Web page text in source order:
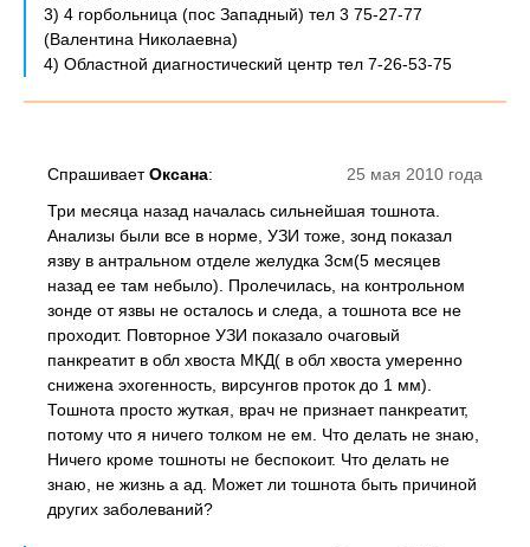
3) 4 горбольница (пос Западный) тел 3 75-27-77
(Валентина Николаевна)
4) Областной диагностический центр тел 7-26-53-75
25 мая 2010 года
СпрашиваетОксана:
Три месяца назад началась сильнейшая тошнота.
Анализы были все в норме, УЗИ тоже, зонд показал
язву в антральном отделе желудка 3см(5 месяцев
назад ее там небыло). Пролечилась, на контрольном
зонде от язвы не осталось и следа, а тошнота все не
проходит. Повторное УЗИ показало очаговый
панкреатит в обл хвоста МКД( в обл хвоста умеренно
снижена эхогенность, вирсунгов проток до 1 мм).
Тошнота просто жуткая, врач не признает панкреатит,
потому что я ничего толком не ем. Что делать не знаю,
Ничего кроме тошноты не беспокоит. Что делать не
знаю, не жизнь а ад. Может ли тошнота быть причиной
других заболеваний?